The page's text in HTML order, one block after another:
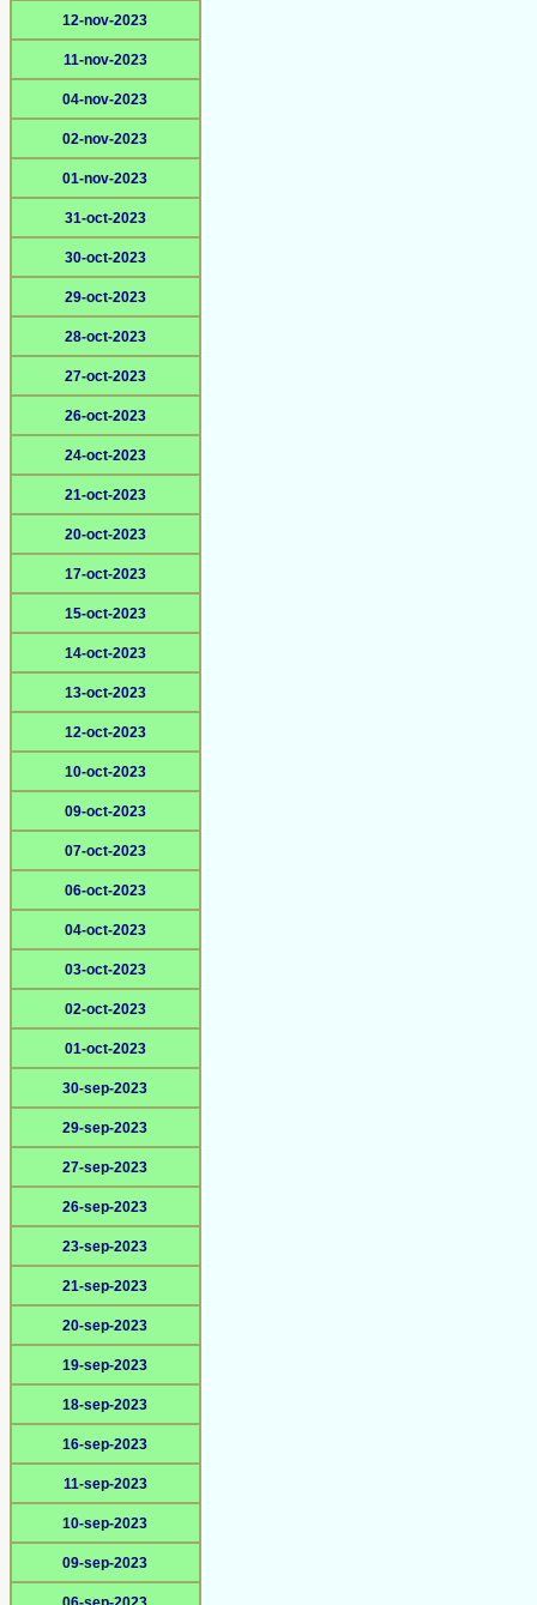
12-nov-2023
11-nov-2023
04-nov-2023
02-nov-2023
01-nov-2023
31-oct-2023
30-oct-2023
29-oct-2023
28-oct-2023
27-oct-2023
26-oct-2023
24-oct-2023
21-oct-2023
20-oct-2023
17-oct-2023
15-oct-2023
14-oct-2023
13-oct-2023
12-oct-2023
10-oct-2023
09-oct-2023
07-oct-2023
06-oct-2023
04-oct-2023
03-oct-2023
02-oct-2023
01-oct-2023
30-sep-2023
29-sep-2023
27-sep-2023
26-sep-2023
23-sep-2023
21-sep-2023
20-sep-2023
19-sep-2023
18-sep-2023
16-sep-2023
11-sep-2023
10-sep-2023
09-sep-2023